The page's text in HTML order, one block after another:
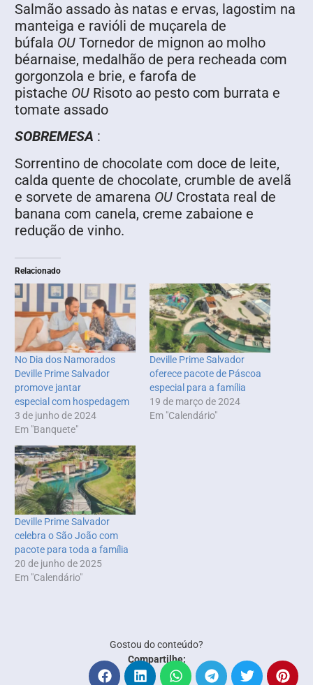
Salmão assado às natas e ervas, lagostim na
manteiga e ravióli de muçarela de
búfala OU Tornedor de mignon ao molho
béarnaise, medalhão de pera recheada com
gorgonzola e brie, e farofa de
pistache OU Risoto ao pesto com burrata e
tomate assado
SOBREMESA :
Sorrentino de chocolate com doce de leite,
calda quente de chocolate, crumble de avelã
e sorvete de amarena OU Crostata real de
banana com canela, creme zabaione e
redução de vinho.
Relacionado
No Dia dos Namorados
Deville Prime Salvador
promove jantar
especial com hospedagem
3 de junho de 2024
Em "Banquete"
Deville Prime Salvador
oferece pacote de Páscoa
especial para a família
19 de março de 2024
Em "Calendário"
Deville Prime Salvador
celebra o São João com
pacote para toda a família
20 de junho de 2025
Em "Calendário"
Gostou do conteúdo?
Compartilhe: